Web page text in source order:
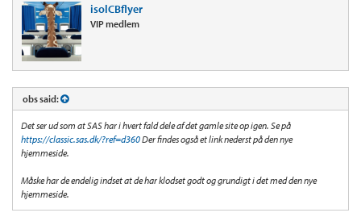
isolCBflyer
VIP medlem
obs said:
Det ser ud som at SAS har i hvert fald dele af det gamle site op igen. Se på
https://classic.sas.dk/?ref=d360Der findes også et link nederst på den nye
hjemmeside.
Måske har de endelig indset at de har klodset godt og grundigt i det med den nye
hjemmeside.